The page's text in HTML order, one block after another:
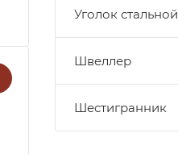
Уголок стальной
Швеллер
Шестигранник